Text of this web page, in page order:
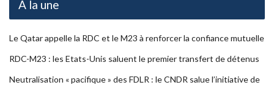
À la une
Le Qatar appelle la RDC et le M23 à renforcer la confiance mutuelle
RDC-M23 : les Etats-Unis saluent le premier transfert de détenus
Neutralisation « pacifique » des FDLR : le CNDR salue l’initiative de